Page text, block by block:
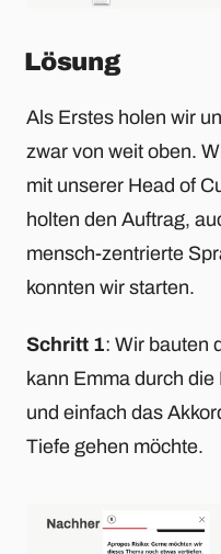
Lösung
Als Erstes holen wir
zwar von weit oben.
mit unserer Head of
holten den Auftrag,
mensch-zentrierte
konnten wir starten.
Schritt 1: Wir bauten
kann Emma durch die
und einfach das
Tiefe gehen möchte.